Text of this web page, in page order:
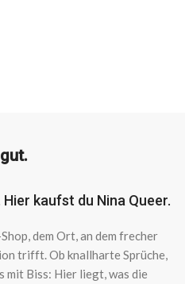
kaufst du Nina Queer.
dem Ort, an dem frecher
trifft. Ob knallharte Sprüche,
mit Biss: Hier liegt, was die